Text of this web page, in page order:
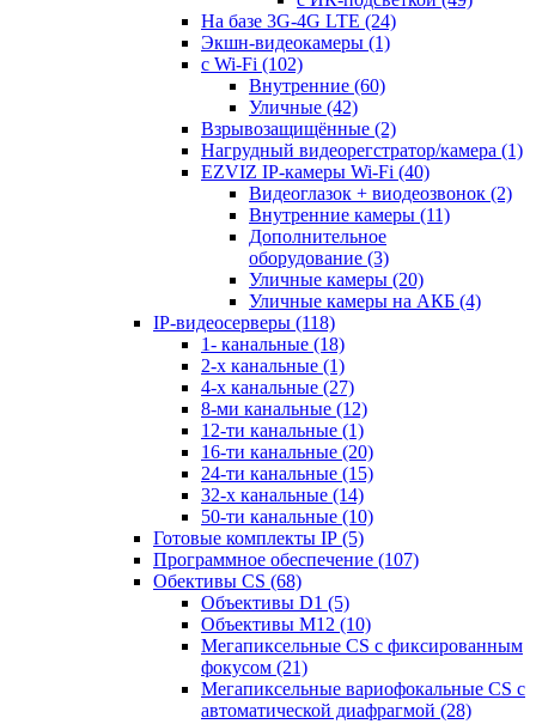
На базе 3G-4G LTE (24)
Экшн-видеокамеры (1)
с Wi-Fi (102)
Внутренние (60)
Уличные (42)
Взрывозащищённые (2)
Нагрудный видеорегстратор/камера (1)
EZVIZ IP-камеры Wi-Fi (40)
Видеоглазок + виодеозвонок (2)
Внутренние камеры (11)
Дополнительное
оборудование (3)
Уличные камеры (20)
Уличные камеры на АКБ (4)
IP-видеосерверы (118)
1- канальные (18)
2-х канальные (1)
4-х канальные (27)
8-ми канальные (12)
12-ти канальные (1)
16-ти канальные (20)
24-ти канальные (15)
32-х канальные (14)
50-ти канальные (10)
Готовые комплекты IP (5)
Программное обеспечение (107)
Обективы CS (68)
Объективы D1 (5)
Объективы M12 (10)
Мегапиксельные CS c фиксированным
фокусом (21)
Мегапиксельные вариофокальные CS c
автоматической диафрагмой (28)